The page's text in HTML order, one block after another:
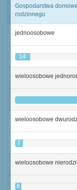
Gospodarstwa
rodzinnego
jednoosobowe
14
wieloosobowe
wieloosobowe
7
wieloosobowe
6